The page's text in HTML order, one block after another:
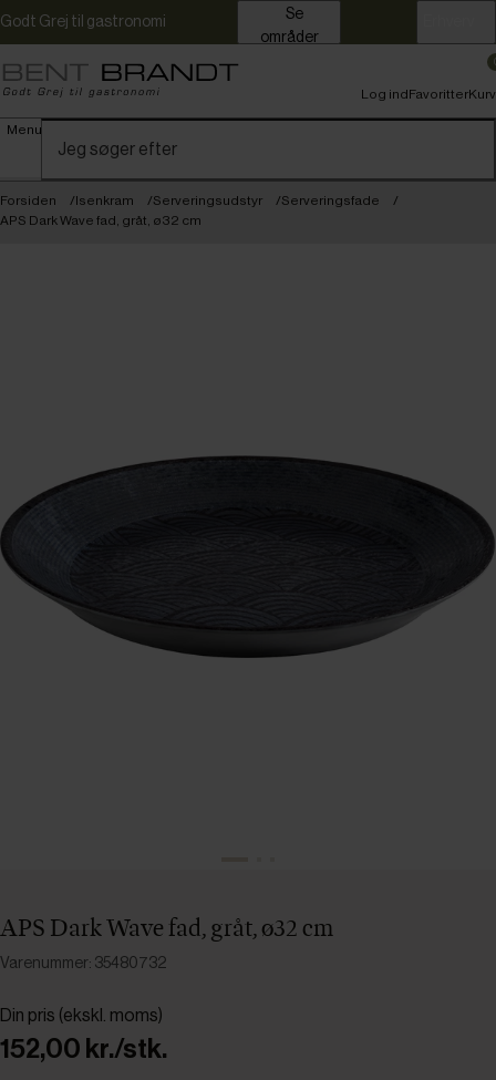
Godt Grej til gastronomi
områder
Menu
Log indFavoritterKurv
Forsiden Isenkram Serveringsudstyr
Serveringsfade
APS Dark Wave fad, gråt, ø32 cm
APS Dark Wave fad, gråt, ø32 cm
Varenummer: 35480732
Din pris (ekskl. moms)
152,00 kr./stk.